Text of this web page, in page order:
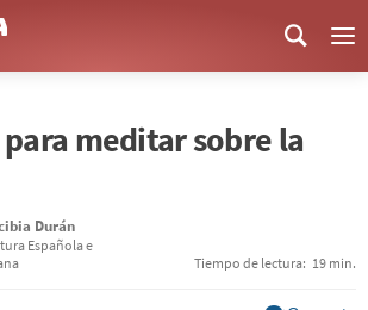
meditar sobre la
Durán
Española e
Tiempo de lectura: 19 min.